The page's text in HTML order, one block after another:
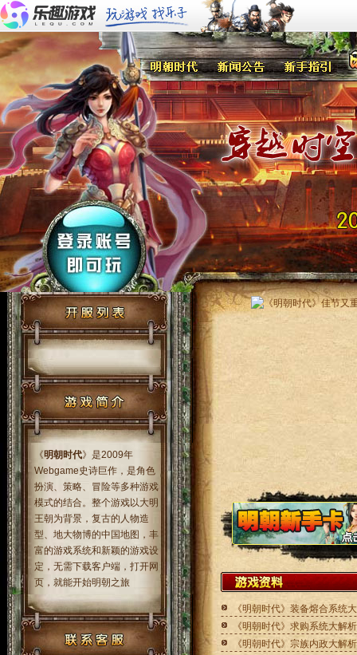
《明朝时代》是2009年
Webgame史诗巨作，是角色
扮演、策略、冒险等多种游戏
模式的结合。整个游戏以大明
王朝为背景，复古的人物造
型、地大物博的中国地图，丰
富的游戏系统和新颖的游戏设
定，无需下载客户端，打开网
页，就能开始明朝之旅
《明朝时代》装备熔合系统
《明朝时代》求购系统大解析
《明朝时代》宗族内政大解析